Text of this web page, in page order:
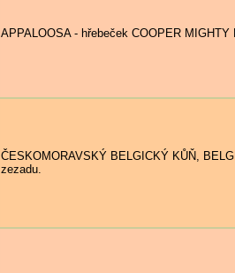
APPALOOSA - hřebeček COOPER
ČESKOMORAVSKÝ BELGICKÝ KŮŇ,
zezadu.